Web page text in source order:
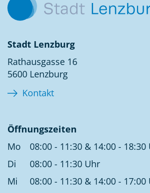
Stadt Lenzburg
Rathausgasse 16
5600 Lenzburg
Kontakt
Öffnungszeiten
Mo
08:00 - 11:30 & 14:00 - 18:30
Di
08:00 - 11:30 Uhr
Mi
08:00 - 11:30 & 14:00 - 17:00